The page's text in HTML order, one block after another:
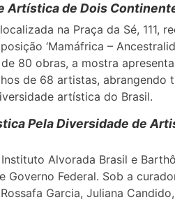
Artística de Dois
na Praça da Sé, 111,
‘Mamáfrica –
de 80 obras, a mostra
de 68 artistas, abrangendo
artística do Brasil.
Pela Diversidade de
Alvorada Brasil e
Governo Federal. Sob a
Garcia, Juliana